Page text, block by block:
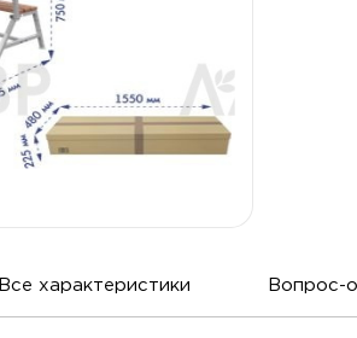
Все характеристики Вопрос-